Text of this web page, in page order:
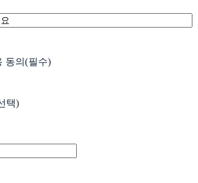
동의(필수)
택)